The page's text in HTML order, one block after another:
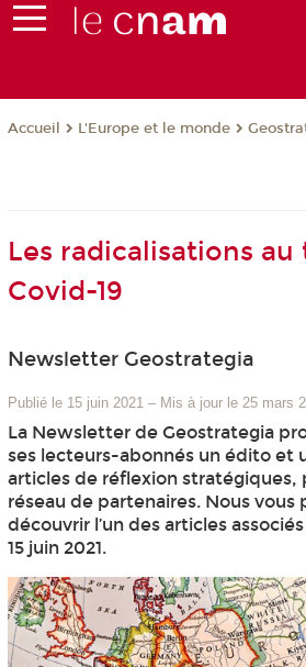
Accueil L'Europe et le monde
Les radicalisations au
Covid-19
Newsletter Geostrategia
Publié le 15 juin 2021 – Mis à jour le 25 mars
La Newsletter de Geostrategia
ses lecteurs-abonnés un édito et
articles de réflexion stratégiques,
réseau de partenaires. Nous vous
découvrir l’un des articles
15 juin 2021.